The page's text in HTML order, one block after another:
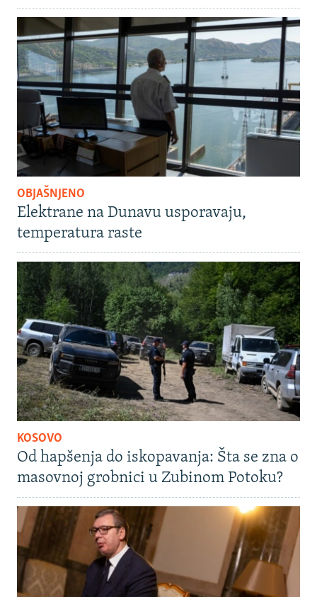
OBJAŠNJENO
Elektrane na Dunavu usporavaju,
temperatura raste
KOSOVO
Od hapšenja do iskopavanja: Šta se zna o
masovnoj grobnici u Zubinom Potoku?